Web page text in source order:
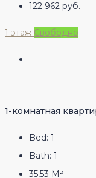
122 962 руб.
1 этаж Свободно
1-комнатная
Bed: 1
Bath: 1
35,53 М²